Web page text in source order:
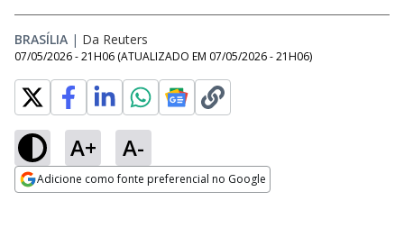
BRASÍLIA | Da Reuters
07/05/2026 - 21H06 (ATUALIZADO EM 07/05/2026 - 21H06)
A+ A-
Adicione como fonte preferencial no Google